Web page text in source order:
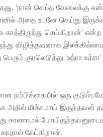
‘நான் செய்த வேலைக்கு என்
அதை உடனே செய்து
காத்திருந்து செய்கிறான்'
விழித்தவனாக
குரலெடுத்து ‘உத்ரா
நம்பிக்கையில் ஒரு குடும்பமே
அதில் மிச்சமாய் இருந்தவன்
காணாமல்
கேட்கிறான்.